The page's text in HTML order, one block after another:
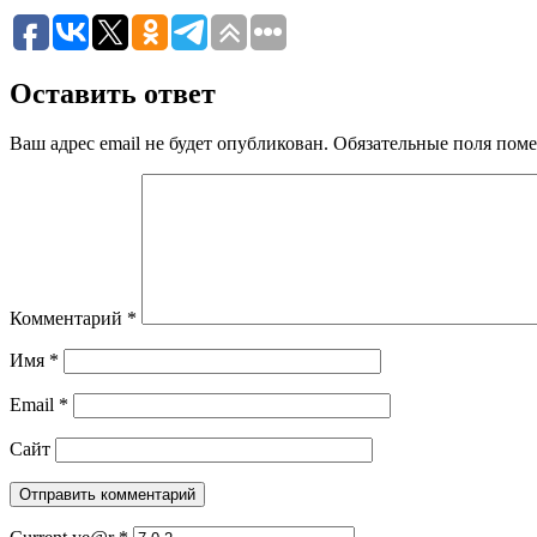
Оставить ответ
Ваш адрес email не будет опубликован. Обязательные поля
Комментарий *
Имя *
Email *
Сайт